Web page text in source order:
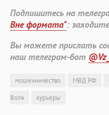
Подпишитесь на
Вне формата":
Вы можете прислать
наш телеграм-бот
мошенничество МВД РФ
Волк
курьеры